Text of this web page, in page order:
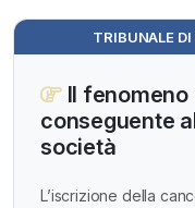
TRIBUNALE
Il fenomeno
conseguente
società
L’iscrizione della